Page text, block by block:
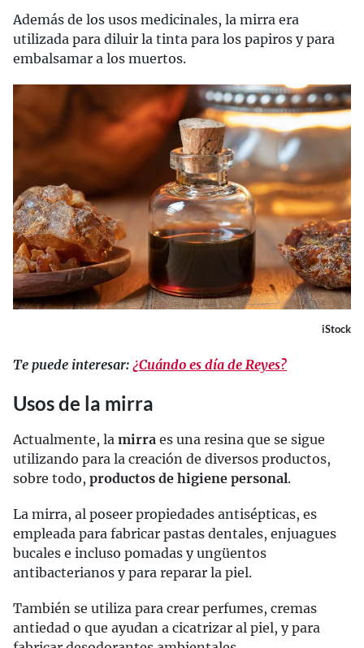
Además de los usos medicinales, la mirra era
utilizada para diluir la tinta para los papiros y para
embalsamar a los muertos.
iStock
Te puede interesar: ¿Cuándo es día de Reyes?
Usos de la mirra
Actualmente, la mirra es una resina que se sigue
utilizando para la creación de diversos productos,
sobre todo, productos de higiene personal.
La mirra, al poseer propiedades antisépticas, es
empleada para fabricar pastas dentales, enjuagues
bucales e incluso pomadas y ungüentos
antibacterianos y para reparar la piel.
También se utiliza para crear perfumes, cremas
antiedad o que ayudan a cicatrizar al piel, y para